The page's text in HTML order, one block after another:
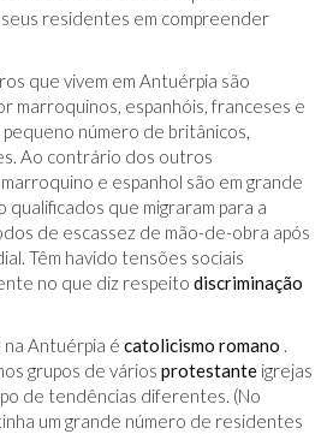
residentes em compreender
que vivem em Antuérpia são
marroquinos, espanhóis, franceses e
pequeno número de britânicos,
Ao contrário dos outros
e espanhol são em grande
que migraram para a
de escassez de mão-de-obra após
Têm havido tensões sociais
no que diz respeito discriminação
Antuérpia é catolicismo romano .
grupos de vários protestante igrejas
de tendências diferentes. (No
um grande número de residentes